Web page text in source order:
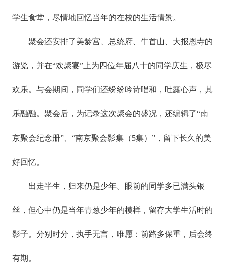
学生食堂，尽情地回忆当年的在校的生活情景。
聚会还安排了美龄宫、总统府、牛首山、大报恩寺的
游览，并在“欢聚宴”上为四位年届八十的同学庆生，极尽
欢乐。与会期间，同学们还纷纷吟诗唱和，吐露心声，其
乐融融。聚会后，为记录这次聚会的盛况，还编辑了“南
京聚会纪念册”、“南京聚会影集（5集）”，留下长久的美
好回忆。
出走半生，归来仍是少年。眼前的同学多已满头银
丝，但心中仍是当年青葱少年的模样，留存大学生活时的
影子。分别时分，执手无言，唯愿：前路多保重，后会终
有期。